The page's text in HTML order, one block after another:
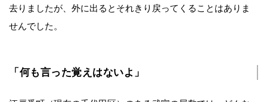
去りましたが、外に出るとそれきり戻ってくることはありま
せんでした。
「何も言った覚えはないよ」